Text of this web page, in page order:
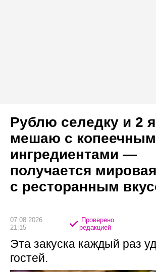
Рублю селедку и 2
мешаю с
ингредиентами —
получается
с ресторанным
07.08.2026
21:15
Проверено
редакцией
Эта закуска каждый раз
гостей.